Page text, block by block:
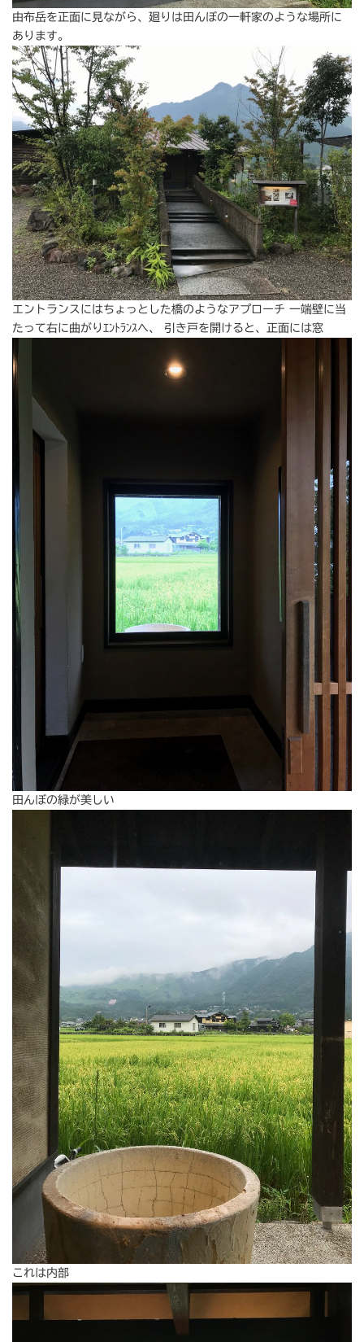
由布岳を正面に見ながら、廻りは田んぼの一軒家のような場所に
あります。
エントランスにはちょっとした橋のようなアプローチ 一端壁に当
たって右に曲がりｴﾝﾄﾗﾝｽへ、 引き戸を開けると、正面には窓
田んぼの緑が美しい
これは内部